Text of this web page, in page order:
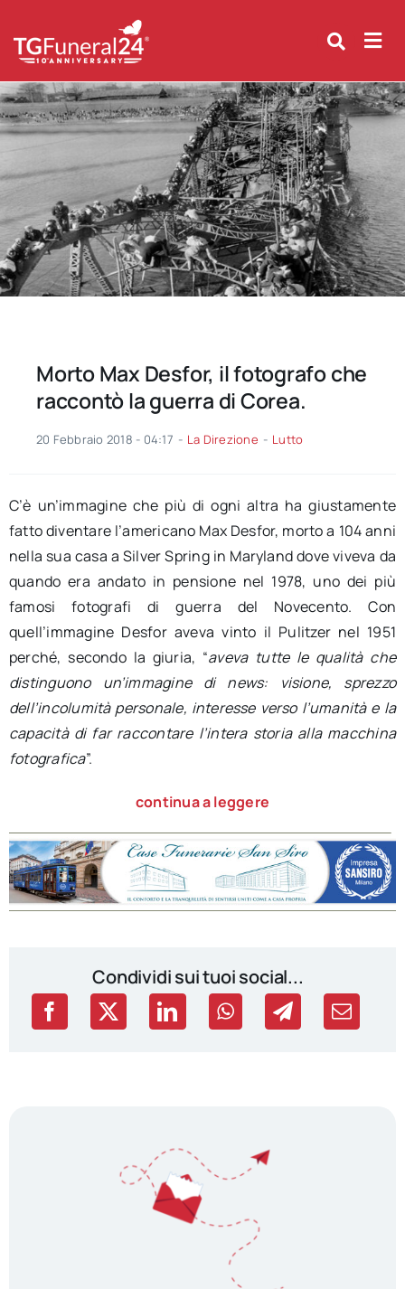
content
Morto Max Desfor, il fotografo che
raccontò la guerra di Corea.
20 Febbraio 2018 - 04:17 - La Direzione - Lutto
C’è un’immagine che più di ogni altra ha giustamente
fatto diventare l’americano Max Desfor, morto a 104 anni
nella sua casa a Silver Spring in Maryland dove viveva da
quando era andato in pensione nel 1978, uno dei più
famosi fotografi di guerra del Novecento. Con
quell’immagine Desfor aveva vinto il Pulitzer nel 1951
perché, secondo la giuria, “aveva tutte le qualità che
distinguono un’immagine di news: visione, sprezzo
dell’incolumità personale, interesse verso l’umanità e la
capacità di far raccontare l’intera storia alla macchina
fotografica”.
continua a leggere
Condividi sui tuoi social...